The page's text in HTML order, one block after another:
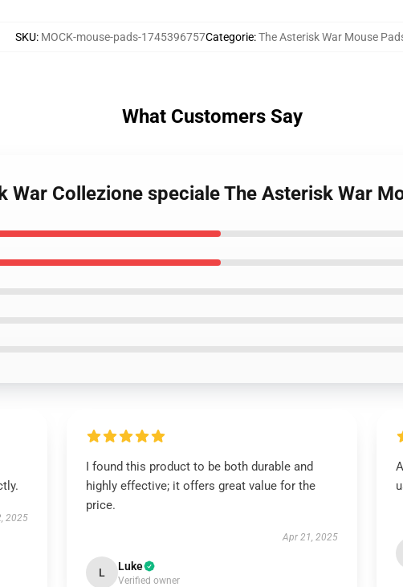
SKU: MOCK-mouse-pads-1745396757Categorie:The Asterisk War Mouse
What Customers Say
War Collezione speciale The Asterisk War
2025
I found this product to be both durable and
highly effective; it offers great value for the
price.
Apr 21, 2025
L Luke
Verified owner